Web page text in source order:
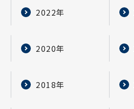
2022年
2020年
2018年